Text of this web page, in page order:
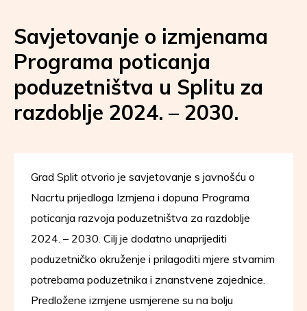
Savjetovanje o izmjenama
Programa poticanja
poduzetništva u Splitu za
razdoblje 2024. – 2030.
Grad Split otvorio je savjetovanje s javnošću o
Nacrtu prijedloga Izmjena i dopuna Programa
poticanja razvoja poduzetništva za razdoblje
2024. – 2030. Cilj je dodatno unaprijediti
poduzetničko okruženje i prilagoditi mjere stvarnim
potrebama poduzetnika i znanstvene zajednice.
Predložene izmjene usmjerene su na bolju